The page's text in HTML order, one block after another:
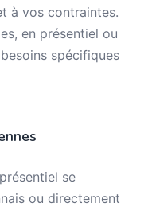
à vos contraintes.
en présentiel ou
spécifiques
se
ou directement